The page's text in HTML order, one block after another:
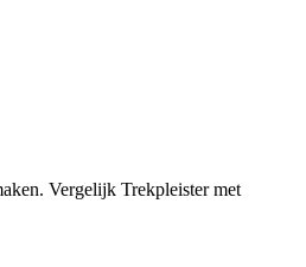
Vergelijk Trekpleister met